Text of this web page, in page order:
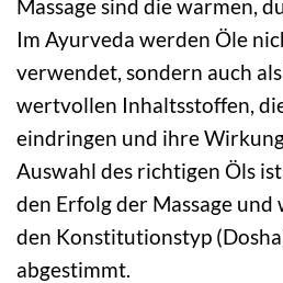
Massage sind die warmen,
Im Ayurveda werden Öle
verwendet, sondern auch
wertvollen Inhaltsstoffen,
eindringen und ihre
Auswahl des richtigen Öls
den Erfolg der Massage
den Konstitutionstyp
abgestimmt.